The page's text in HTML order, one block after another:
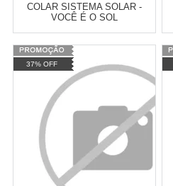
COLAR SISTEMA SOLAR -
VOCÊ É O SOL
Varejo:
Atacado: R$ 2.550,90 (Apenas
Revendedor)
10 x
Cat:
COMPRAR
37% OFF